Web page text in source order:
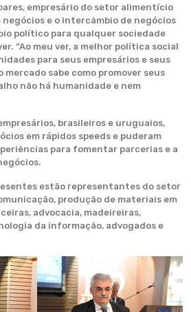
empresário do setor alimentício
negócios e o intercâmbio de negócios
político para qualquer sociedade
“Ao meu ver, a melhor política social
para seus empresários e seus
sabe como promover seus
não há humanidade e nem
brasileiros e uruguaios,
em rápidos speeds e puderam
para fomentar parcerias e a
estão representantes do setor
produção de materiais em
advocacia, madeireiras,
da informação, advogados e